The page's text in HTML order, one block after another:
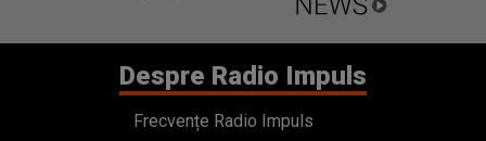
Despre Radio Impuls
Frecvențe Radio Impuls